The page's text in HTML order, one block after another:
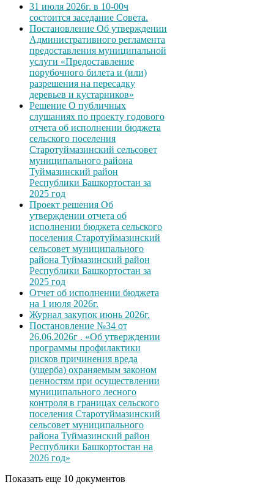
31 июля 2026г. в 10-00ч
состоится заседание Совета.
Постановление Об утверждении
Административного регламента
предоставления муниципальной
услуги «Предоставление
порубочного билета и (или)
разрешения на пересадку
деревьев и кустарников»
Решение О публичных
слушаниях по проекту годового
отчета об исполнении бюджета
сельского поселения
Старотуймазинский сельсовет
муниципального района
Туймазинский район
Республики Башкортостан за
2025 год
Проект решения Об
утверждении отчета об
исполнении бюджета сельского
поселения Старотуймазинский
сельсовет муниципального
района Туймазинский район
Республики Башкортостан за
2025 год
Отчет об исполнении бюджета
на 1 июля 2026г.
Журнал закупок июнь 2026г.
Постановление №34 от
26.06.2026г . «Об утверждении
программы профилактики
рисков причинения вреда
(ущерба) охраняемым законом
ценностям при осуществлении
муниципального лесного
контроля в границах сельского
поселения Старотуймазинский
сельсовет муниципального
района Туймазинский район
Республики Башкортостан на
2026 год»
Показать еще 10 документов